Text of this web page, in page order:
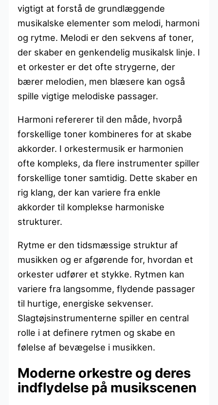
vigtigt at forstå de grundlæggende
musikalske elementer som melodi, harmoni
og rytme. Melodi er den sekvens af toner,
der skaber en genkendelig musikalsk linje. I
et orkester er det ofte strygerne, der
bærer melodien, men blæsere kan også
spille vigtige melodiske passager.
Harmoni refererer til den måde, hvorpå
forskellige toner kombineres for at skabe
akkorder. I orkestermusik er harmonien
ofte kompleks, da flere instrumenter spiller
forskellige toner samtidig. Dette skaber en
rig klang, der kan variere fra enkle
akkorder til komplekse harmoniske
strukturer.
Rytme er den tidsmæssige struktur af
musikken og er afgørende for, hvordan et
orkester udfører et stykke. Rytmen kan
variere fra langsomme, flydende passager
til hurtige, energiske sekvenser.
Slagtøjsinstrumenterne spiller en central
rolle i at definere rytmen og skabe en
følelse af bevægelse i musikken.
Moderne orkestre og deres
indflydelse på musikscenen